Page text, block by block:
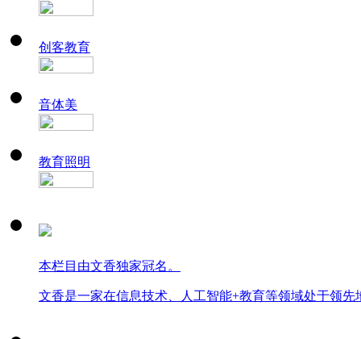
创客教育
音体美
教育照明
本栏目由文香独家冠名。
文香是一家在信息技术、人工智能+教育等领域处于领